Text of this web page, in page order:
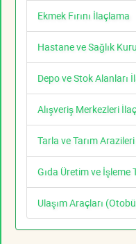
Ekmek Fırını İlaçlama
Hastane ve Sağlık
Depo ve Stok Alanları
Alışveriş Merkezleri
Tarla ve Tarım
Gıda Üretim ve İşleme
Ulaşım Araçları